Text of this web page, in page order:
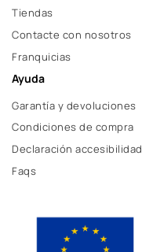
Tiendas
Contacte con nosotros
Franquicias
Ayuda
Garantía y devoluciones
Condiciones de compra
Declaración accesibilidad
Faqs